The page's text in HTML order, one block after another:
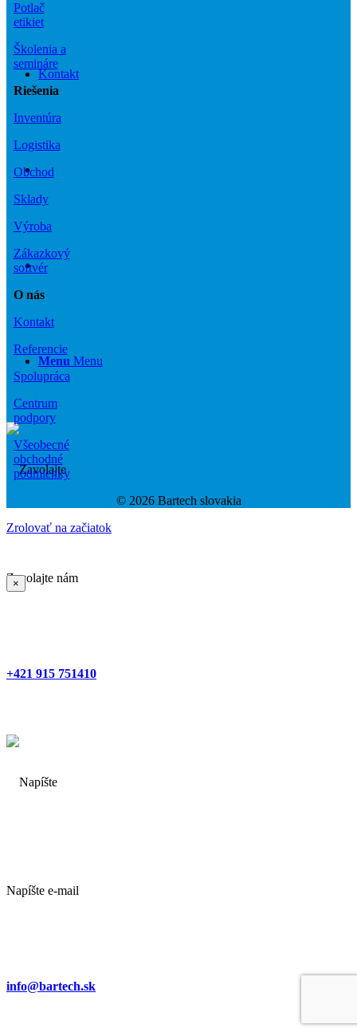
Kontakt
Menu Menu
Zavolajte nám
+421 915 751410
Napíšte e-mail
info@bartech.sk
Potlač
etikiet
Školenia a
semináre
Riešenia
Inventúra
Logistika
Obchod
Sklady
Výroba
Zákazkový
softvér
O nás
Kontakt
Referencie
Spolupráca
Centrum
podpory
Všeobecné
obchodné
podmienky
© 2026 Bartech slovakia
Zrolovať na začiatok
×